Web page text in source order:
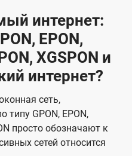
интернет:
EPON,
XGSPON и
интернет?
сеть,
типу GPON, EPON,
просто обозначают к
сетей относится